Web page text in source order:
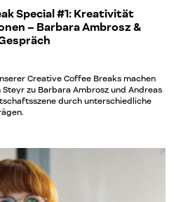
Special #1: Kreativität
– Barbara Ambrosz &
Creative Coffee Breaks machen
zu Barbara Ambrosz und Andreas
durch unterschiedliche